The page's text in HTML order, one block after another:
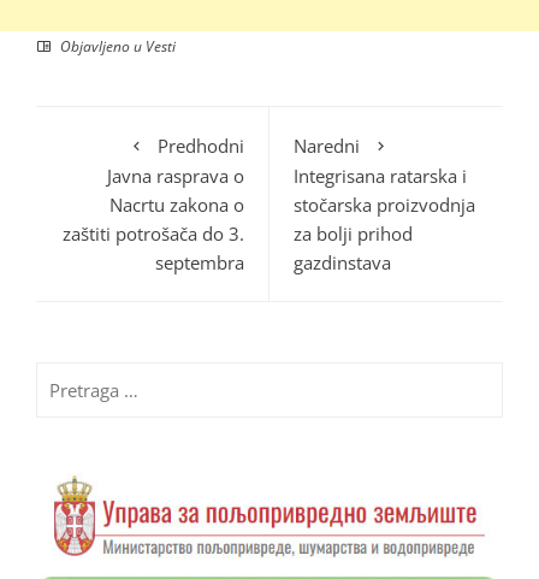
Objavljeno u Vesti
Predhodni
Javna rasprava o
Nacrtu zakona o
zaštiti potrošača do 3.
septembra
Naredni
Integrisana ratarska i
stočarska proizvodnja
za bolji prihod
gazdinstava
za: